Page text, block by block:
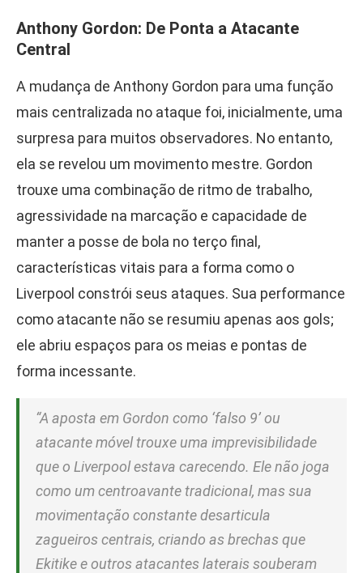
Anthony Gordon: De Ponta a Atacante
Central
A mudança de Anthony Gordon para uma função
mais centralizada no ataque foi, inicialmente, uma
surpresa para muitos observadores. No entanto,
ela se revelou um movimento mestre. Gordon
trouxe uma combinação de ritmo de trabalho,
agressividade na marcação e capacidade de
manter a posse de bola no terço final,
características vitais para a forma como o
Liverpool constrói seus ataques. Sua performance
como atacante não se resumiu apenas aos gols;
ele abriu espaços para os meias e pontas de
forma incessante.
“A aposta em Gordon como ‘falso 9’ ou
atacante móvel trouxe uma imprevisibilidade
que o Liverpool estava carecendo. Ele não joga
como um centroavante tradicional, mas sua
movimentação constante desarticula
zagueiros centrais, criando as brechas que
Ekitike e outros atacantes laterais souberam